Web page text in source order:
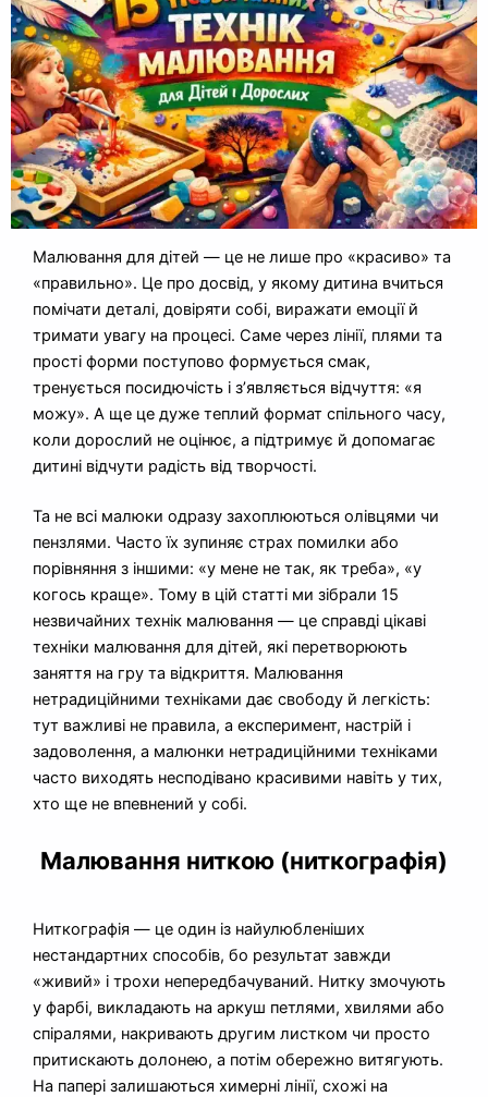
Малювання для дітей — це не лише про «красиво» та
«правильно». Це про досвід, у якому дитина вчиться
помічати деталі, довіряти собі, виражати емоції й
тримати увагу на процесі. Саме через лінії, плями та
прості форми поступово формується смак,
тренується посидючість і з’являється відчуття: «я
можу». А ще це дуже теплий формат спільного часу,
коли дорослий не оцінює, а підтримує й допомагає
дитині відчути радість від творчості.
Та не всі малюки одразу захоплюються олівцями чи
пензлями. Часто їх зупиняє страх помилки або
порівняння з іншими: «у мене не так, як треба», «у
когось краще». Тому в цій статті ми зібрали 15
незвичайних технік малювання — це справді цікаві
техніки малювання для дітей, які перетворюють
заняття на гру та відкриття. Малювання
нетрадиційними техніками дає свободу й легкість:
тут важливі не правила, а експеримент, настрій і
задоволення, а малюнки нетрадиційними техніками
часто виходять несподівано красивими навіть у тих,
хто ще не впевнений у собі.
Малювання ниткою (ниткографія)
Ниткографія — це один із найулюбленіших
нестандартних способів, бо результат завжди
«живий» і трохи непередбачуваний. Нитку змочують
у фарбі, викладають на аркуш петлями, хвилями або
спіралями, накривають другим листком чи просто
притискають долонею, а потім обережно витягують.
На папері залишаються химерні лінії, схожі на